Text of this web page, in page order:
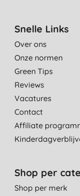
Snelle Links
Over ons
Onze normen
Green Tips
Reviews
Vacatures
Contact
Affiliate
Shop per
Shop per merk